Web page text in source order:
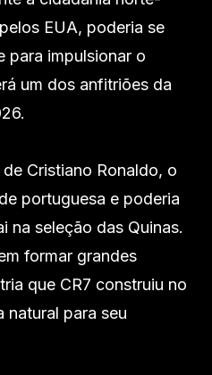
EUA, poderia se
para impulsionar o
um dos anfitriões da
Cristiano Ronaldo, o
portuguesa e poderia
na seleção das Quinas.
formar grandes
que CR7 construiu no
natural para seu